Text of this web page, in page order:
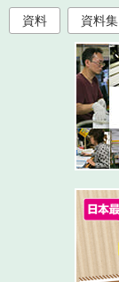
資料 資料集